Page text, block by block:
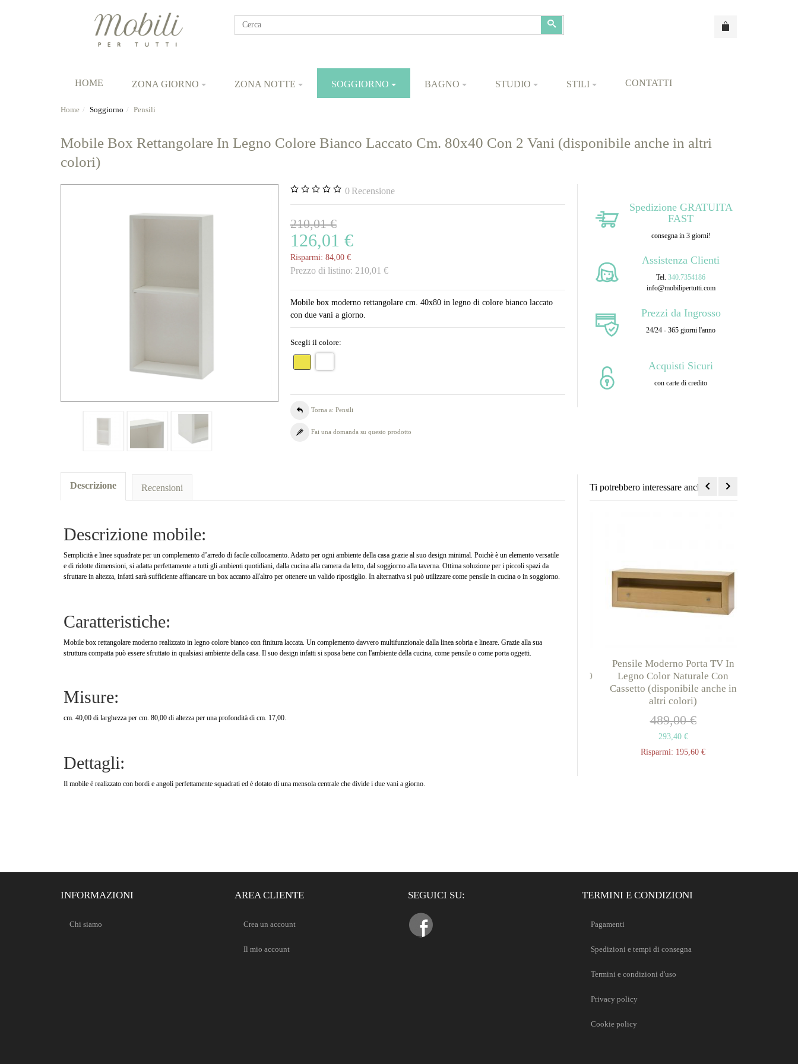
Cerca
Cerca
HOME ZONA GIORNO ZONA NOTTE SOGGIORNO BAGNO STUDIO STILI CONTATTI
Home Soggiorno Pensili
Mobile Box Rettangolare In Legno Colore Bianco Laccato Cm. 80x40 Con 2 Vani (disponibile anche in altri
colori)
0 Recensione
210,01 €
126,01 €
Risparmi: 84,00 €
Prezzo di listino: 210,01 €
Mobile box moderno rettangolare cm. 40x80 in legno di colore bianco laccato
con due vani a giorno.
Scegli il colore:
Torna a: Pensili
Fai una domanda su questo prodotto
Spedizione GRATUITA
FAST
consegna in 3 giorni!
Assistenza Clienti
Tel.340.7354186
info@mobilipertutti.com
Prezzi da Ingrosso
24/24 - 365 giorni l'anno
Acquisti Sicuri
con carte di credito
Descrizione Recensioni
Descrizione mobile:
Semplicità e linee squadrate per un complemento d’arredo di facile collocamento. Adatto per ogni ambiente della casa grazie al suo design minimal. Poichè è un elemento versatile
e di ridotte dimensioni, si adatta perfettamente a tutti gli ambienti quotidiani, dalla cucina alla camera da letto, dal soggiorno alla taverna. Ottima soluzione per i piccoli spazi da
sfruttare in altezza, infatti sarà sufficiente affiancare un box accanto all'altro per ottenere un valido ripostiglio. In alternativa si può utilizzare come pensile in cucina o in soggiorno.
Caratteristiche:
Mobile box rettangolare moderno realizzato in legno colore bianco con finitura laccata. Un complemento davvero multifunzionale dalla linea sobria e lineare. Grazie alla sua
struttura compatta può essere sfruttato in qualsiasi ambiente della casa. Il suo design infatti si sposa bene con l'ambiente della cucina, come pensile o come porta oggetti.
Misure:
cm. 40,00 di larghezza per cm. 80,00 di altezza per una profondità di cm. 17,00.
Dettagli:
Il mobile è realizzato con bordi e angoli perfettamente squadrati ed è dotato di una mensola centrale che divide i due vani a giorno.
Ti potrebbero interessare anche...
Pensile Moderno Porta TV In
Legno Color Naturale Con
Cassetto (disponibile anche in
altri colori)
489,00 €
293,40 €
Risparmi:195,60 €
INFORMAZIONI
Chi siamo
AREA CLIENTE
Crea un account
Il mio account
SEGUICI SU: TERMINI E CONDIZIONI
Pagamenti
Spedizioni e tempi di consegna
Termini e condizioni d'uso
Privacy policy
Cookie policy